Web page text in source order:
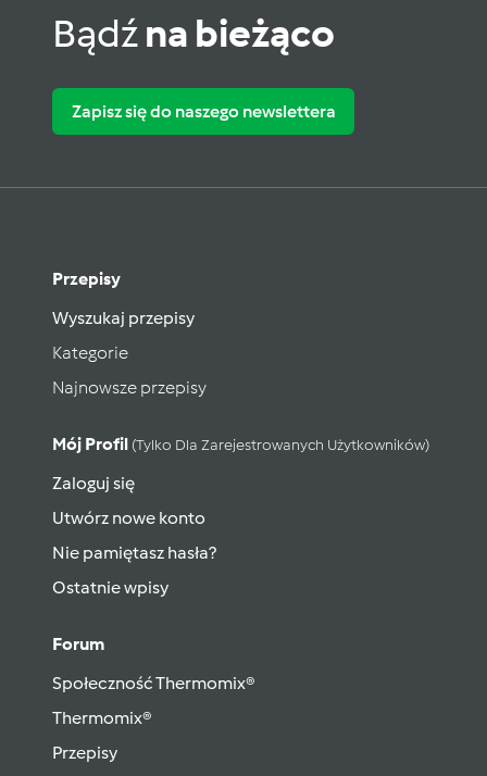
Bądźna bieżąco
Zapisz się do naszego newslettera
Przepisy
Wyszukaj przepisy
Kategorie
Najnowsze przepisy
Mój Profil (tylko Dla Zarejestrowanych Użytkowników)
Zaloguj się
Utwórz nowe konto
Nie pamiętasz hasła?
Ostatnie wpisy
Forum
Społeczność Thermomix®
Thermomix®
Przepisy